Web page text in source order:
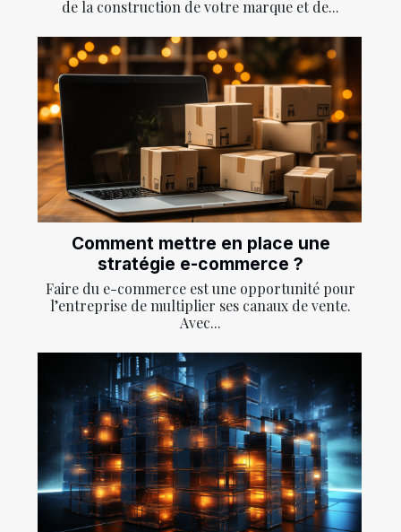
de la construction de votre marque et de...
Comment mettre en place une
stratégie e-commerce ?
Faire du e-commerce est une opportunité pour
l’entreprise de multiplier ses canaux de vente.
Avec...